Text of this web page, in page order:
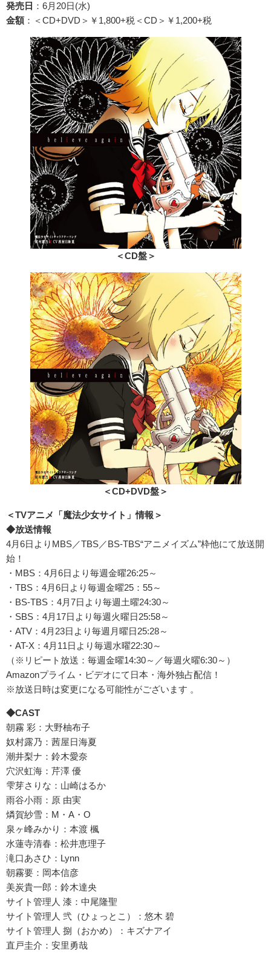
発売日 ：6月20日(水)
金額：＜CD+DVD＞￥1,800+税＜CD＞￥1,200+税
＜CD盤＞
＜CD+DVD盤＞
＜TVアニメ「魔法少女サイト」情報＞
◆放送情報
4月6日よりMBS／TBS／BS-TBS“アニメイズム”枠他にて放送開
始！
・MBS：4月6日より毎週金曜26:25～
・TBS：4月6日より毎週金曜25：55～
・BS-TBS：4月7日より毎週土曜24:30～
・SBS：4月17日より毎週火曜日25:58～
・ATV：4月23日より毎週月曜日25:28～
・AT-X：4月11日より毎週水曜22:30～
（※リピート放送：毎週金曜14:30～／毎週火曜6:30～）
Amazonプライム・ビデオにて日本・海外独占配信！
※放送日時は変更になる可能性がございます 。
◆CAST
朝霧 彩：大野柚布子
奴村露乃：茜屋日海夏
潮井梨ナ：鈴木愛奈
穴沢虹海：芹澤 優
雫芽さりな：山崎はるか
雨谷小雨：原 由実
燐賀紗雪：M・A・O
泉ヶ峰みかり：本渡 楓
水蓮寺清春：松井恵理子
滝口あさひ：Lynn
朝霧要：岡本信彦
美炭貴一郎：鈴木達央
サイト管理人 漆：中尾隆聖
サイト管理人 弐（ひょっとこ）：悠木 碧
サイト管理人 捌（おかめ）：キズナアイ
直戸圭介：安里勇哉